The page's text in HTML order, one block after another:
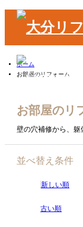
ホーム
お部屋のリフォーム
お部屋のリ
壁の穴補修から、
並べ替え条件
新しい順
古い順